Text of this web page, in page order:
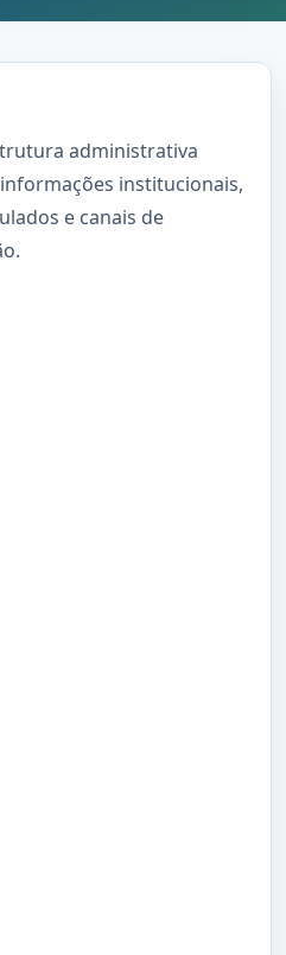
administrativa
institucionais,
e canais de